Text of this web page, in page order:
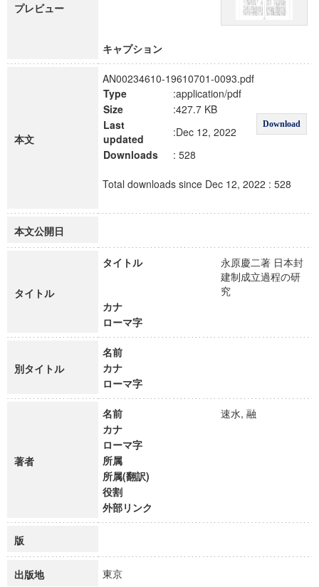
プレビュー
キャプション
本文
AN00234610-19610701-0093.pdf
Type
:application/pdf
Download
Size
:427.7 KB
Last
updated
:Dec 12, 2022
Downloads
: 528
Total downloads since Dec 12, 2022 : 528
本文公開日
タイトル
タイトル
永原慶二著 日本封
建制成立過程の研
究
カナ
ローマ字
別タイトル
名前
カナ
ローマ字
著者
名前
速水, 融
カナ
ローマ字
所属
所属(翻訳)
役割
外部リンク
版
出版地 東京